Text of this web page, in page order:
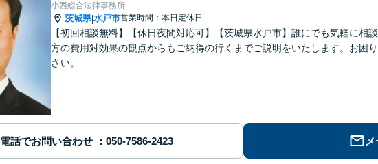
小西総合法律事務所
茨城県|水戸市営業時間：本日定休日
【初回相談無料】【休日夜間対応可】【茨城県水戸市】誰にでも気軽に相
方の費用対効果の観点からもご納得の行くまでご説明をいたします。お困
さい。
電話でお問い合わせ